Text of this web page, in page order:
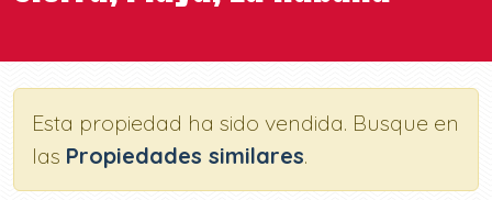
Esta propiedad ha sido vendida. Busque en
las Propiedades similares.